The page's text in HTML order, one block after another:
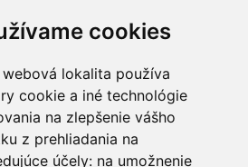
cookies
lokalita používa
cookie a iné technológie
na zlepšenie vášho
z prehliadania na
účely: na umožnenie
R. Štalmach
- R. Štalmach / CEO